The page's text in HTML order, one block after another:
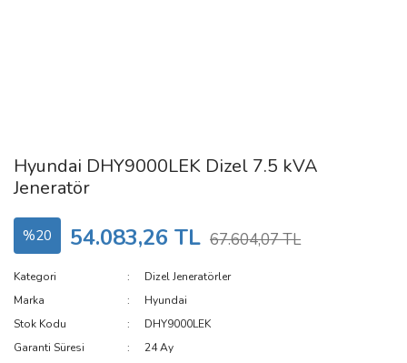
Hyundai DHY9000LEK Dizel 7.5 kVA
Jeneratör
%20 54.083,26 TL 67.604,07 TL
Kategori
Dizel Jeneratörler
Marka
Hyundai
Stok Kodu
DHY9000LEK
Garanti Süresi
24 Ay